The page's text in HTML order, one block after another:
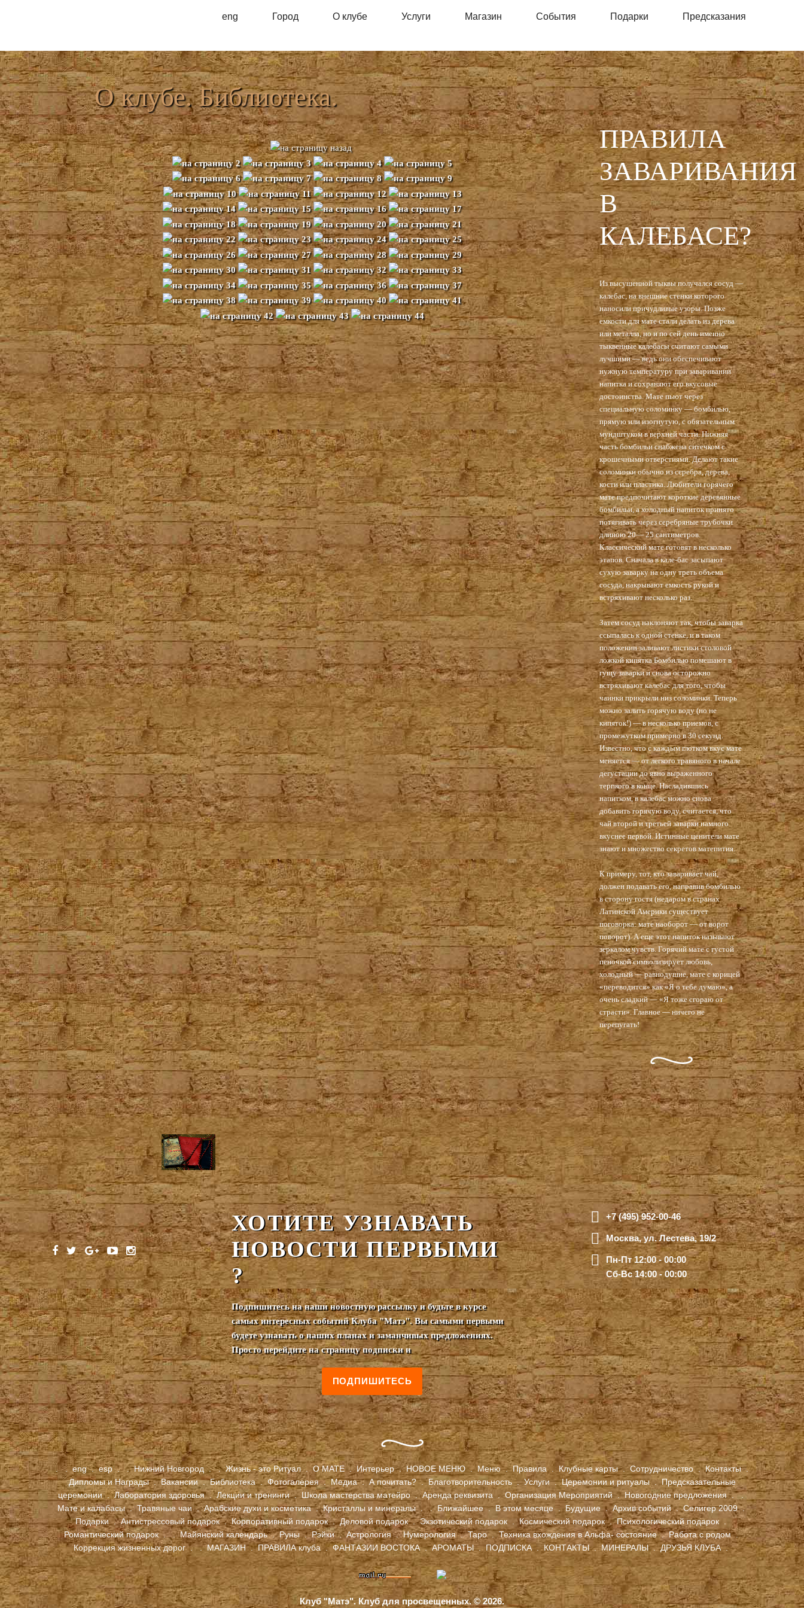
eng Город О клубе Услуги Магазин События Подарки Предсказания
О клубе. Библиотека.
ПРАВИЛА
ЗАВАРИВАНИЯ
В
КАЛЕБАСЕ?
Из высушенной тыквы получался сосуд —
калебас, на внешние стенки которого
наносили причудливые узоры. Позже
емкости для мате стали делать из дерева
или металла, но и по сей день именно
тыквенные калебасы считают самыми
лучшими — ведь они обеспечивают
нужную температуру при заваривании
напитка и сохраняют его вкусовые
достоинства. Мате пьют через
специальную соломинку — бомбилью,
прямую или изогнутую, с обязательным
мундштуком в верхней части. Нижняя
часть бомбильи снабжена ситечком с
крошечными отверстиями. Делают такие
соломинки обычно из серебра, дерева,
кости или пластика. Любители горячего
мате предпочитают короткие деревянные
бомбильи, а холодный напиток принято
потягивать через серебряные трубочки
длиною 20— 25 сантиметров.
Классический мате готовят в несколько
этапов. Сначала в кале-бас засыпают
сухую заварку на одну треть объема
сосуда, накрывают емкость рукой и
встряхивают несколько раз.
Затем сосуд наклоняют так, чтобы заварка
ссыпалась к одной стенке, и в таком
положении заливают листики столовой
ложкой кипятка Бомбилью помешают в
гущу заварки и снова осторожно
встряхивают калебас для того, чтобы
чаинки прикрыли низ соломинки. Теперь
можно залить горячую воду (но не
кипяток!) — в несколько приемов, с
промежутком примерно в 30 секунд.
Известно, что с каждым глотком вкус мате
меняется — от легкого травяного в начале
дегустации до явно выраженного
терпкого в конце. Насладившись
напитком, в калебас можно снова
добавить горячую воду, считается, что
чай второй и третьей заварки намного
вкуснее первой. Истинные ценители мате
знают и множество секретов матепития.
К примеру, тот, кто заваривает чай,
должен подавать его, направив бомбилью
в сторону гостя (недаром в странах
Латинской Америки существует
поговорка: мате наоборот — от ворот
поворот). А еще этот напиток называют
зеркалом чувств. Горячий мате с густой
пеночкой символизирует любовь,
холодный — равнодушие, мате с корицей
«переводится» как «Я о тебе думаю», а
очень сладкий — «Я тоже сгораю от
страсти». Главное — ничего не
перепугать!
ХОТИТЕ УЗНАВАТЬ
НОВОСТИ ПЕРВЫМИ
?
Подпишитесь на наши новостную рассылку и будьте в курсе
самых интересных событий Клуба "Матэ". Вы самыми первыми
будете узнавать о наших планах и заманчивых предложениях.
Просто перейдите на страницу подписки и
ПОДПИШИТЕСЬ
+7 (495) 952-00-46
Москва, ул. Лестева, 19/2
Пн-Пт 12:00 - 00:00
Сб-Вс 14:00 - 00:00
..eng.esp..Нижний Новгород..Жизнь - это Ритуал.О МАТЕ.Интерьер.НОВОЕ МЕНЮ.Меню.Правила.Клубные карты.Сотрудничество.Контакты.
Дипломы и Награды.Вакансии.Библиотека.Фотогалерея.Медиа.А почитать?.Благотворительность.Услуги.Церемонии и ритуалы.Предсказательные
церемонии.Лаборатория здоровья.Лекции и тренинги.Школа мастерства матейро.Аренда реквизита .Организация Мероприятий.Новогодние предложения..
Мате и калабасы.Травяные чаи.Арабские духи и косметика.Кристаллы и минералы.. Ближайшее.В этом месяце.Будущие .Архив событий.Селигер 2009.
Подарки.Антистрессовый подарок.Корпоративный подарок.Деловой подарок.Экзотический подарок .Космический подарок.Психологический подарок
Романтический подарок..Майянский календарь.Руны.Рэйки.Астрология.Нумерология.Таро.Техника вхождения в Альфа- состояние.Работа с родом.
Коррекция жизненных дорог. .МАГАЗИН.ПРАВИЛА клуба.ФАНТАЗИИ ВОСТОКА.АРОМАТЫ.ПОДПИСКА .КОНТАКТЫ.МИНЕРАЛЫ.ДРУЗЬЯ КЛУБА.
Клуб "Матэ". Клуб для просвещенных. ©2026.